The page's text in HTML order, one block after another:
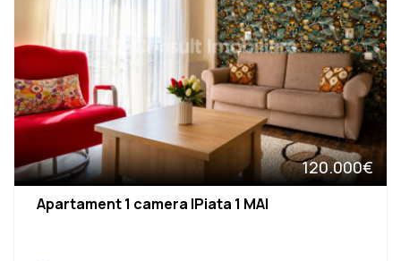
120.000€
Apartament 1 camera |Piata 1 MAI